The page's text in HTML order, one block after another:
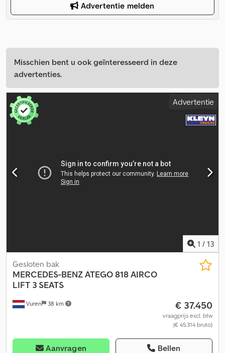
Advertentie melden
Misschien bent u ook geïnteresseerd in deze
advertenties.
Advertentie
1 / 13
Vuren 38 km
Gesloten bak
MERCEDES-BENZATEGO 818 AIRCO
LIFT 3 SEATS
€ 37.450
vraagprijs excl. btw
(€ 45.314 bruto)
Aanvragen Bellen